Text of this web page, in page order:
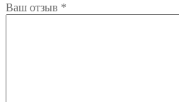
Ваш отзыв *